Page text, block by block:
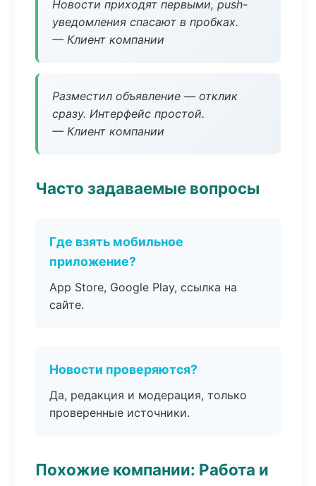
Новости приходят первыми, push-
уведомления спасают в пробках.
— Клиент компании
Разместил объявление — отклик
сразу. Интерфейс простой.
— Клиент компании
Часто задаваемые вопросы
Где взять мобильное
приложение?
App Store, Google Play, ссылка на
сайте.
Новости проверяются?
Да, редакция и модерация, только
проверенные источники.
Похожие компании: Работа и